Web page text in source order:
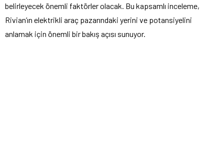
belirleyecek önemli faktörler olacak. Bu kapsamlı inceleme,
Rivian’ın elektrikli araç pazarındaki yerini ve potansiyelini
anlamak için önemli bir bakış açısı sunuyor.